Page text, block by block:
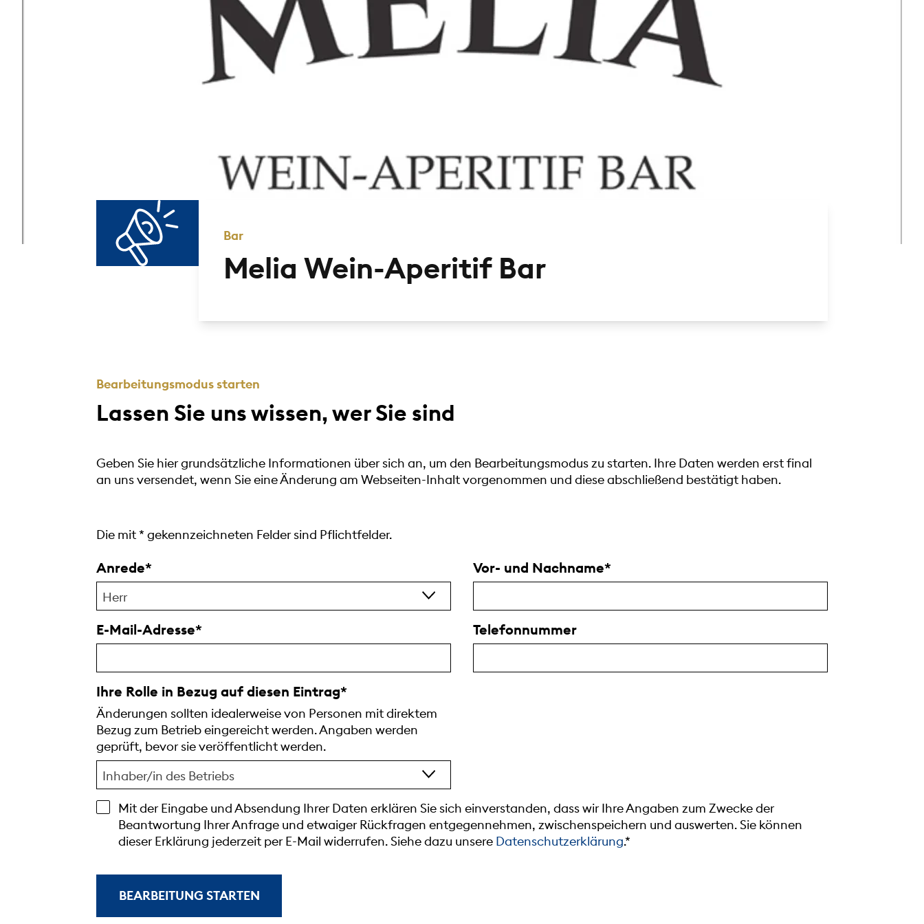
Bar
Melia Wein-Aperitif Bar
Bearbeitungsmodus starten
Lassen Sie uns wissen, wer Sie sind
Geben Sie hier grundsätzliche Informationen über sich an, um den Bearbeitungsmodus zu starten. Ihre Daten werden erst final
an uns versendet, wenn Sie eine Änderung am Webseiten-Inhalt vorgenommen und diese abschließend bestätigt haben.
Die mit* gekennzeichneten Felder sind Pflichtfelder.
Anrede
Herr
Vor- und Nachname
E-Mail-Adresse Telefonnummer
Ihre Rolle in Bezug auf diesen Eintrag
Änderungen sollten idealerweise von Personen mit direktem
Bezug zum Betrieb eingereicht werden. Angaben werden
geprüft, bevor sie veröffentlicht werden.
Inhaber/in des Betriebs
Mit der Eingabe und Absendung Ihrer Daten erklären Sie sich einverstanden, dass wir Ihre Angaben zum Zwecke der
Beantwortung Ihrer Anfrage und etwaiger Rückfragen entgegennehmen, zwischenspeichern und auswerten. Sie können
dieser Erklärung jederzeit per E-Mail widerrufen. Siehe dazu unsere Datenschutzerklärung.
BEARBEITUNG STARTEN